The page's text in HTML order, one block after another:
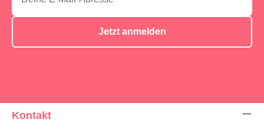
Jetzt anmelden
Kontakt